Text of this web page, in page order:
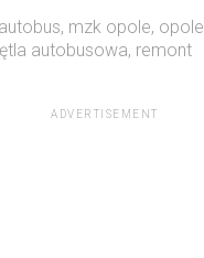
autobus, mzk opole, opole
autobusowa, remont
ADVERTISEMENT